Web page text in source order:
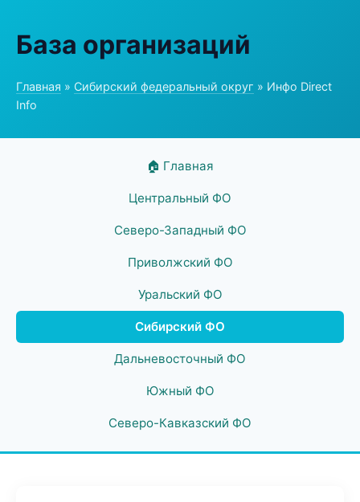
База организаций
Главная » Сибирский федеральный округ » Инфо Direct
Info
🏠 Главная
Центральный ФО
Северо-Западный ФО
Приволжский ФО
Уральский ФО
Сибирский ФО
Дальневосточный ФО
Южный ФО
Северо-Кавказский ФО